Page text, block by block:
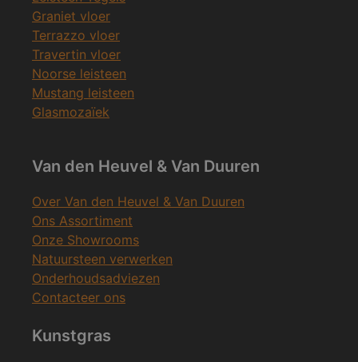
Graniet vloer
Terrazzo vloer
Travertin vloer
Noorse leisteen
Mustang leisteen
Glasmozaïek
Van den Heuvel & Van Duuren
Over Van den Heuvel & Van Duuren
Ons Assortiment
Onze Showrooms
Natuursteen verwerken
Onderhoudsadviezen
Contacteer ons
Kunstgras